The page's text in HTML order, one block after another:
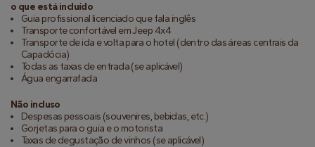
o que está incluído
Guia profissional licenciado que fala inglês
Transporte confortável em Jeep 4x4
Transporte de ida e volta para o hotel (dentro das áreas centrais da
Capadócia)
Todas as taxas de entrada (se aplicável)
Água engarrafada
Não incluso
Despesas pessoais (souvenires, bebidas, etc.)
Gorjetas para o guia e o motorista
Taxas de degustação de vinhos (se aplicável)